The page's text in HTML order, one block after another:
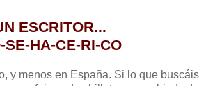
ESCRITOR...
SE-HA-CE-RI-CO
y menos en España. Si lo que buscáis